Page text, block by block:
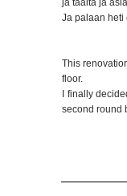
Ja palaan heti
This
floor.
I finally
second round